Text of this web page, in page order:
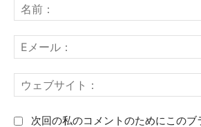
メ
ト
：
次回の私のコメントのためにこのブ